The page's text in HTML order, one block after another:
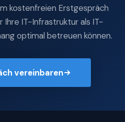
kostenfreien Erstgespräch
Ihre IT-Infrastruktur als IT-
optimal betreuen können.
vereinbaren